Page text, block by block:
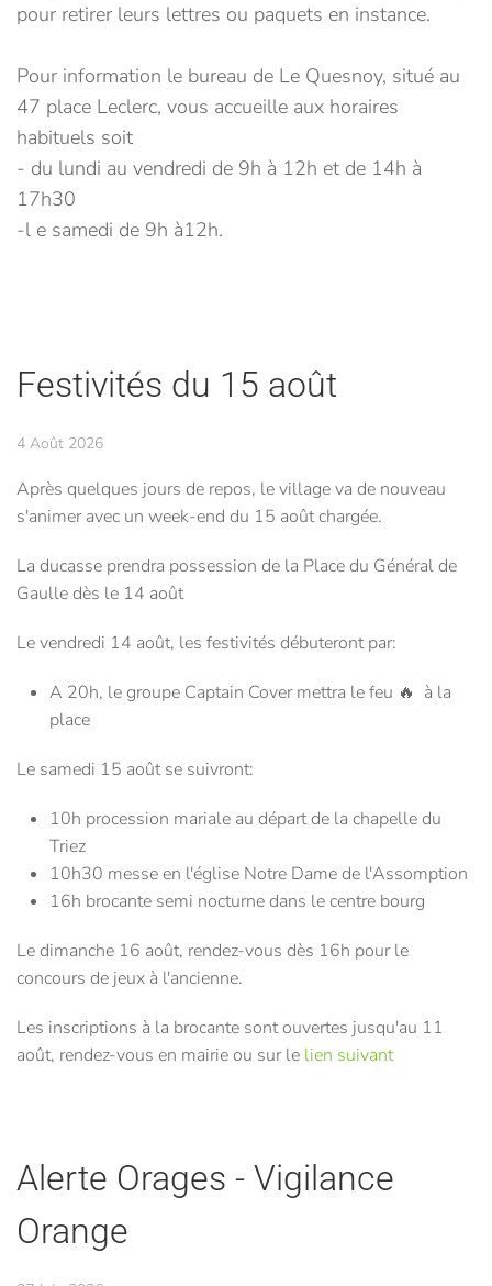
pour retirer leurs lettres ou paquets en instance.
Pour information le bureau de Le Quesnoy, situé au
47 place Leclerc, vous accueille aux horaires
habituels soit
- du lundi au vendredi de 9h à 12h et de 14h à
17h30
-l e samedi de 9h à12h.
Festivités du 15 août
4 Août 2026
Après quelques jours de repos, le village va de nouveau
s'animer avec un week-end du 15 août chargée.
La ducasse prendra possession de la Place du Général de
Gaulle dès le 14 août
Le vendredi 14 août, les festivités débuteront par:
A 20h, le groupe Captain Cover mettra le feu 🔥 à la
place
Le samedi 15 août se suivront:
10h procession mariale au départ de la chapelle du
Triez
10h30 messe en l'église Notre Dame de l'Assomption
16h brocante semi nocturne dans le centre bourg
Le dimanche 16 août, rendez-vous dès 16h pour le
concours de jeux à l'ancienne.
Les inscriptions à la brocante sont ouvertes jusqu'au 11
août, rendez-vous en mairie ou sur le lien suivant
Alerte Orages - Vigilance
Orange